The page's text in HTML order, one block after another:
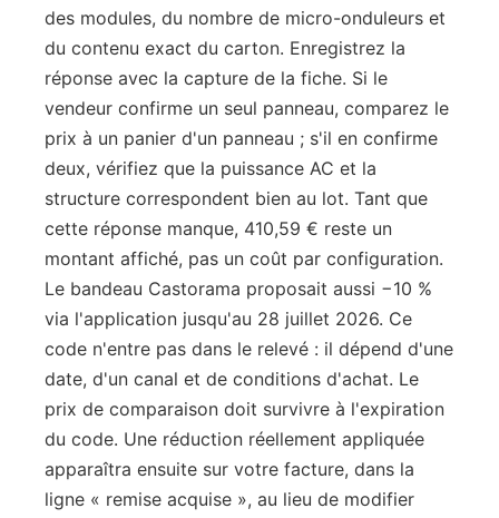
des modules, du nombre de micro-onduleurs et
du contenu exact du carton. Enregistrez la
réponse avec la capture de la fiche. Si le
vendeur confirme un seul panneau, comparez le
prix à un panier d'un panneau ; s'il en confirme
deux, vérifiez que la puissance AC et la
structure correspondent bien au lot. Tant que
cette réponse manque, 410,59 € reste un
montant affiché, pas un coût par configuration.
Le bandeau Castorama proposait aussi −10 %
via l'application jusqu'au 28 juillet 2026. Ce
code n'entre pas dans le relevé : il dépend d'une
date, d'un canal et de conditions d'achat. Le
prix de comparaison doit survivre à l'expiration
du code. Une réduction réellement appliquée
apparaîtra ensuite sur votre facture, dans la
ligne « remise acquise », au lieu de modifier